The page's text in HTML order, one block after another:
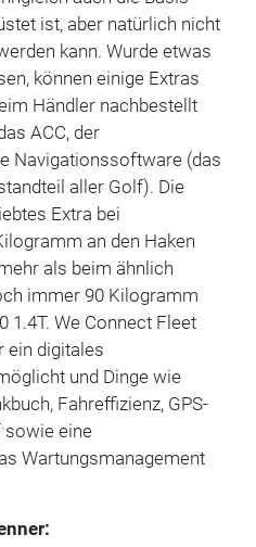
ist, aber natürlich nicht
kann. Wurde etwas
können einige Extras
Händler nachbestellt
ACC, der
Navigationssoftware (das
aller Golf). Die
Extra bei
an den Haken
als beim ähnlich
immer 90 Kilogramm
1.4T. We Connect Fleet
ein digitales
und Dinge wie
Fahreffizienz, GPS-
sowie eine
Wartungsmanagement